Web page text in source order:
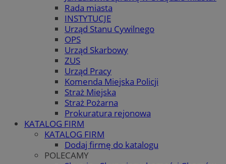
Rada miasta
INSTYTUCJE
Urząd Stanu Cywilnego
OPS
Urząd Skarbowy
ZUS
Urząd Pracy
Komenda Miejska Policji
Straż Miejska
Straż Pożarna
Prokuratura rejonowa
KATALOG FIRM
KATALOG FIRM
Dodaj firmę do katalogu
POLECAMY